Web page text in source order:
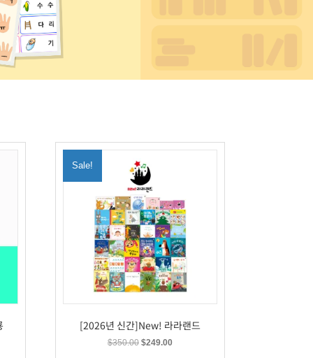
Sale!
[2026년 신간]New! 라라랜드
$350.00 Original
$249.00Current